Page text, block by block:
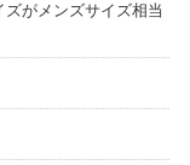
がメンズサイズ相当